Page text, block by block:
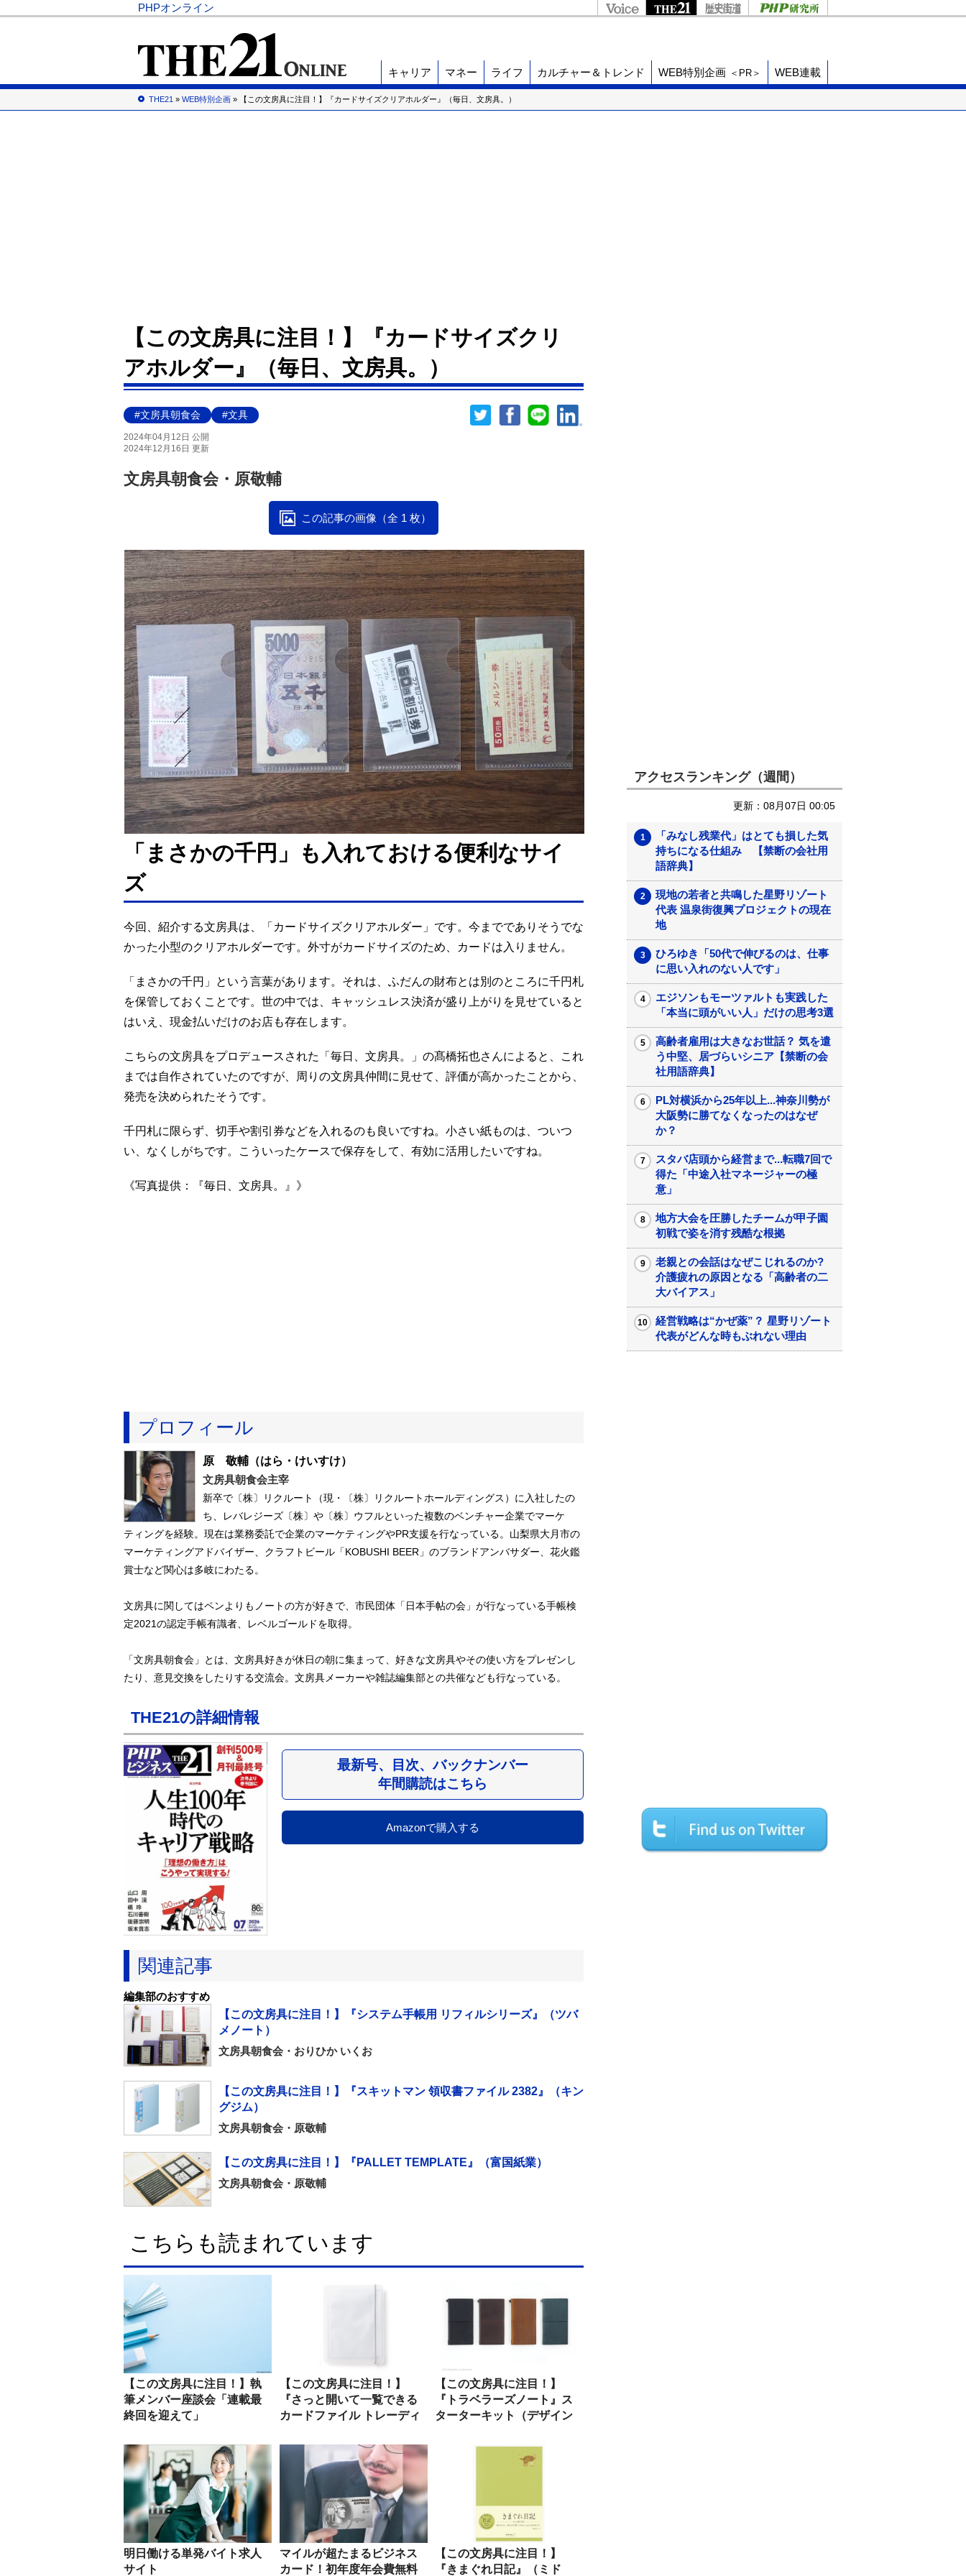
PHPオンライン
キャリア マネー ライフ カルチャー＆トレンド WEB特別企画 ＜PR＞ WEB連載
THE21 » WEB特別企画 » 【この文房具に注目！】『カードサイズクリアホルダー』（毎日、文房具。）
【この文房具に注目！】『カードサイズクリ
アホルダー』（毎日、文房具。）
#文房具朝食会 #文具
2024年04月12日 公開
2024年12月16日 更新
文房具朝食会・原敬輔
この記事の画像（全 1 枚）
「まさかの千円」も入れておける便利なサイ
ズ
今回、紹介する文房具は、「カードサイズクリアホルダー」です。今まででありそうでな
かった小型のクリアホルダーです。外寸がカードサイズのため、カードは入りません。
「まさかの千円」という言葉があります。それは、ふだんの財布とは別のところに千円札
を保管しておくことです。世の中では、キャッシュレス決済が盛り上がりを見せていると
はいえ、現金払いだけのお店も存在します。
こちらの文房具をプロデュースされた「毎日、文房具。」の髙橋拓也さんによると、これ
までは自作されていたのですが、周りの文房具仲間に見せて、評価が高かったことから、
発売を決められたそうです。
千円札に限らず、切手や割引券などを入れるのも良いですね。小さい紙ものは、ついつ
い、なくしがちです。こういったケースで保存をして、有効に活用したいですね。
《写真提供：『毎日、文房具。』》
プロフィール
原 敬輔 （はら・けいすけ）
文房具朝食会主宰
新卒で〔株〕リクルート（現・〔株〕リクルートホールディングス）に入社したの
ち、レバレジーズ〔株〕や〔株〕ウフルといった複数のベンチャー企業でマーケ
ティングを経験。現在は業務委託で企業のマーケティングやPR支援を行なっている。山梨県大月市の
マーケティングアドバイザー、クラフトビール「KOBUSHI BEER」のブランドアンバサダー、花火鑑
賞士など関心は多岐にわたる。
文房具に関してはペンよりもノートの方が好きで、市民団体「日本手帖の会」が行なっている手帳検
定2021の認定手帳有識者、レベルゴールドを取得。
「文房具朝食会」とは、文房具好きが休日の朝に集まって、好きな文房具やその使い方をプレゼンし
たり、意見交換をしたりする交流会。文房具メーカーや雑誌編集部との共催なども行なっている。
THE21の詳細情報
最新号、目次、バックナンバー
年間購読はこちら
Amazonで購入する
関連記事
編集部のおすすめ
【この文房具に注目！】『システム手帳用 リフィルシリーズ』（ツバ
メノート）
文房具朝食会・おりひか いくお
【この文房具に注目！】『スキットマン 領収書ファイル 2382』（キン
グジム）
文房具朝食会・原敬輔
【この文房具に注目！】『PALLET TEMPLATE』（富国紙業）
文房具朝食会・原敬輔
こちらも読まれています
【この文房具に注目！】執
筆メンバー座談会「連載最
終回を迎えて」
【この文房具に注目！】
『さっと開いて一覧できる
カードファイル トレーディ
【この文房具に注目！】
『トラベラーズノート』ス
ターターキット（デザイン
明日働ける単発バイト求人
サイト
マイルが超たまるビジネス
カード！初年度年会費無料
【この文房具に注目！】
『きまぐれ日記』（ミド
アクセスランキング（週間）
更新：08月07日 00:05
「みなし残業代」はとても損した気
持ちになる仕組み 【禁断の会社用
語辞典】
現地の若者と共鳴した星野リゾート
代表 温泉街復興プロジェクトの現在
地
ひろゆき「50代で伸びるのは、仕事
に思い入れのない人です」
エジソンもモーツァルトも実践した
「本当に頭がいい人」だけの思考3選
高齢者雇用は大きなお世話？ 気を遣
う中堅、居づらいシニア【禁断の会
社用語辞典】
PL対横浜から25年以上...神奈川勢が
大阪勢に勝てなくなったのはなぜ
か？
スタバ店頭から経営まで...転職7回で
得た「中途入社マネージャーの極
意」
地方大会を圧勝したチームが甲子園
初戦で姿を消す残酷な根拠
老親との会話はなぜこじれるのか?
介護疲れの原因となる「高齢者の二
大バイアス」
経営戦略は“かぜ薬”？ 星野リゾート
代表がどんな時もぶれない理由